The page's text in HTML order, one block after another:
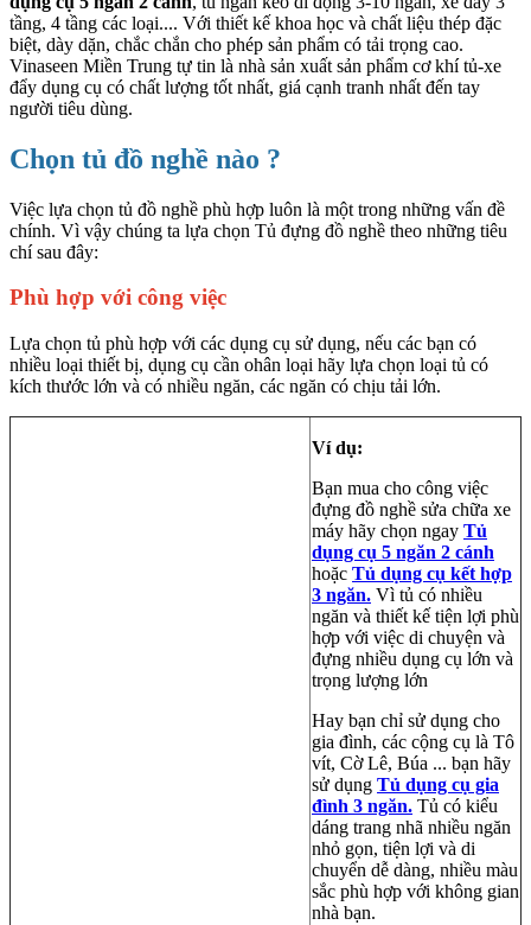
tầng, 4 tầng các loại.... Với thiết kế khoa học và chất liệu thép đặc
biệt, dày dặn, chắc chắn cho phép sản phẩm có tải trọng cao.
Vinaseen Miền Trung tự tin là nhà sản xuất sản phẩm cơ khí tủ-xe
đẩy dụng cụ có chất lượng tốt nhất, giá cạnh tranh nhất đến tay
người tiêu dùng.
Chọn tủ đồ nghề nào ?
Việc lựa chọn tủ đồ nghề phù hợp luôn là một trong những vấn đề
chính. Vì vậy chúng ta lựa chọn Tủ đựng đồ nghề theo những tiêu
chí sau đây:
Phù hợp với công việc
Lựa chọn tủ phù hợp với các dụng cụ sử dụng, nếu các bạn có
nhiều loại thiết bị, dụng cụ cần ohân loại hãy lựa chọn loại tủ có
kích thước lớn và có nhiều ngăn, các ngăn có chịu tải lớn.
Ví dụ:
Bạn mua cho công việc
đựng đồ nghề sửa chữa xe
máy hãy chọn ngay Tủ
dụng cụ 5 ngăn 2 cánh
hoặc Tủ dụng cụ kết hợp
3 ngăn. Vì tủ có nhiều
ngăn và thiết kế tiện lợi phù
hợp với việc di chuyện và
đựng nhiều dụng cụ lớn và
trọng lượng lớn
Hay bạn chỉ sử dụng cho
gia đình, các cộng cụ là Tô
vít, Cờ Lê, Búa ... bạn hãy
sử dụng Tủ dụng cụ gia
đình 3 ngăn. Tủ có kiểu
dáng trang nhã nhiều ngăn
nhỏ gọn, tiện lợi và di
chuyển dễ dàng, nhiều màu
sắc phù hợp với không gian
nhà bạn.